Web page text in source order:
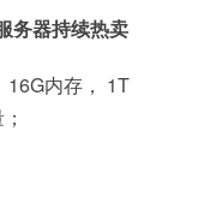
务器持续热卖
16G内存， 1T